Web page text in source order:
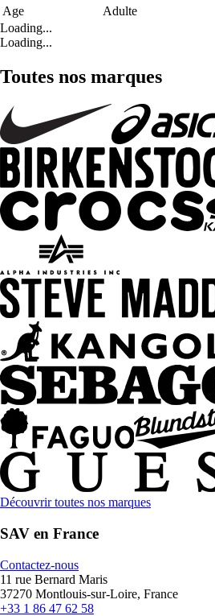
Age
Adulte
Loading...
Loading...
Toutes nos marques
Découvrir toutes nos marques
SAV en France
Contactez-nous
11 rue Bernard Maris
37270 Montlouis-sur-Loire, France
+33 1 86 47 62 58